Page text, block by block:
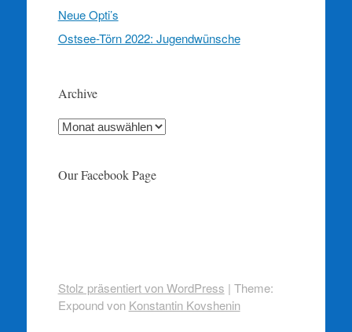
Neue Opti’s
Ostsee-Törn 2022: Jugendwünsche
Archive
Archive
Our Facebook Page
Stolz präsentiert von WordPress | Theme:
Expound von Konstantin Kovshenin